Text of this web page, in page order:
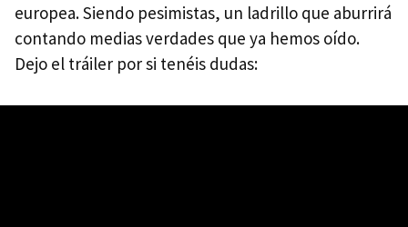
europea. Siendo pesimistas, un ladrillo que aburrirá
contando medias verdades que ya hemos oído.
Dejo el tráiler por si tenéis dudas: